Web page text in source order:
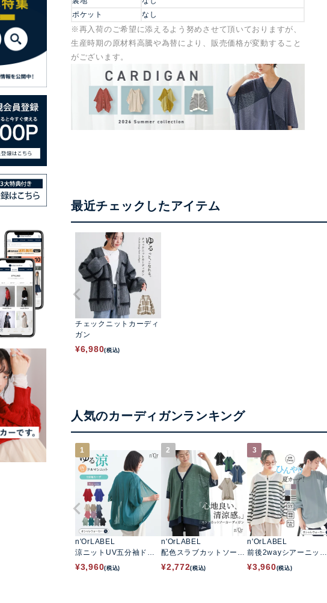
ポケット
なし
※再入荷のご希望に添えるよう努めさせて頂いておりますが、
生産時期の原材料高騰や為替により、販売価格が変動すること
がございます。
最近チェックしたアイテム
チェックニットカーディ
ガン
¥6,980(税込)
人気のカーディガンランキング
1
n'OrLABEL
涼ニットUV五分袖ドル
マンカーディガン
¥3,960(税込)
2
n'OrLABEL
配色スラブカットソーカ
ーディガン
¥2,772(税込)
3
n'OrLABEL
前後2wayシアーニット
カーディガン
¥3,960(税込)